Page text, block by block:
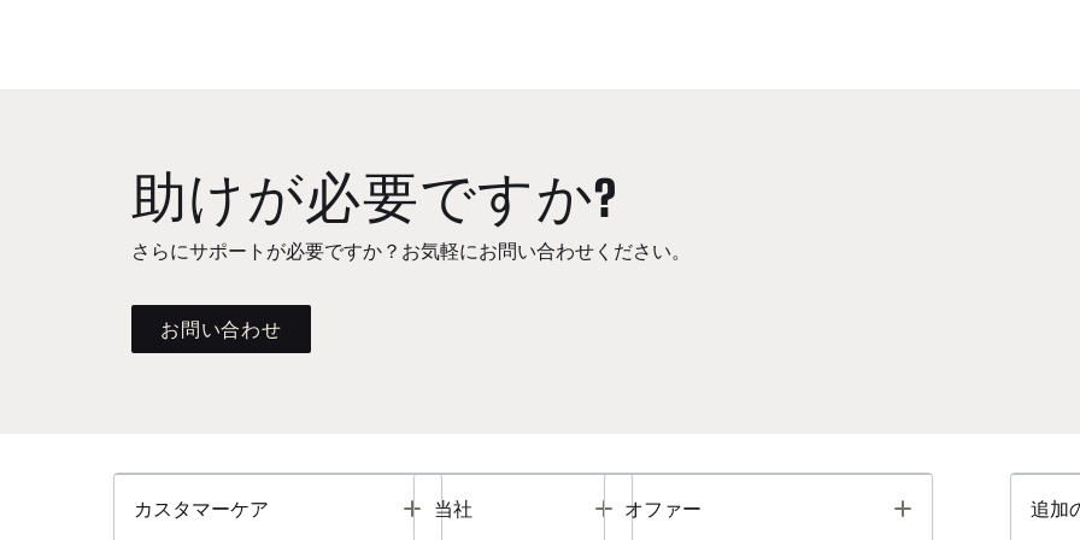
助けが必要ですか?
さらにサポートが必要ですか？お気軽にお問い合わせください。
お問い合わせ
カスタマーケア Toggle
当社 Toggle
オファー Toggle 追加